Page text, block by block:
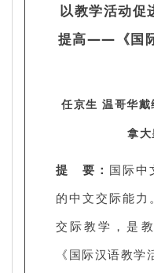
以教学活动促
提高——《国
任京生 温哥华
拿
提 要： 国际中
的中文交际能力
交际教学，是
《国际汉语教